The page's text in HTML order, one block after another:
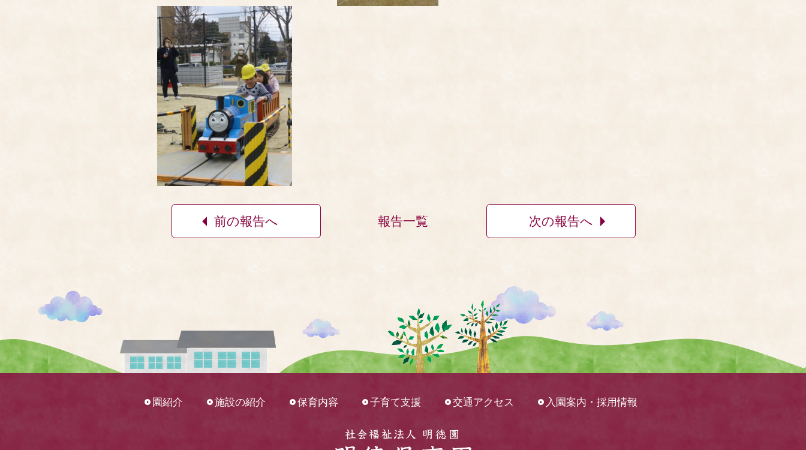
前の報告へ 次の報告へ
報告一覧
園紹介 施設の紹介 保育内容 子育て支援 交通アクセス 入園案内・採用情報